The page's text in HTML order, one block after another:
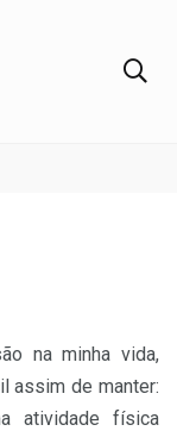
na minha vida,
assim de manter:
atividade física